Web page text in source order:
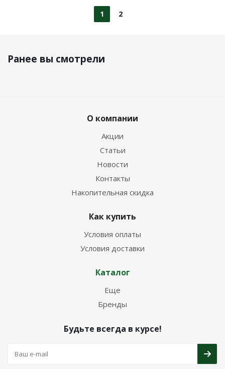
1 2
Ранее вы смотрели
О компании
Акции
Статьи
Новости
Контакты
Накопительная скидка
Как купить
Условия оплаты
Условия доставки
Каталог
Еще
Бренды
Будьте всегда в курсе!